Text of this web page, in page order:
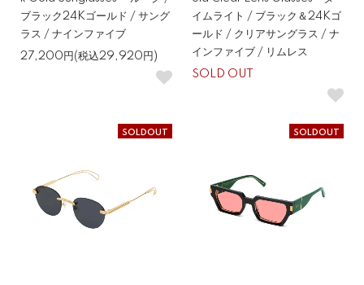
ブラック24Kゴールド / サング
ラス / ナインファイブ
27,200円(税込29,920円)
イムライト / ブラック＆24Kゴ
ールド / クリアサングラス / ナ
インファイブ / リムレス
SOLD OUT
SOLDOUT SOLDOUT